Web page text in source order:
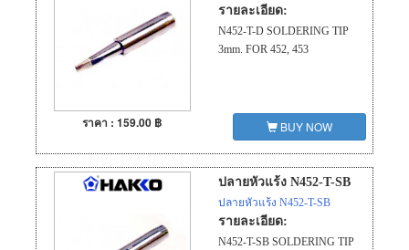
รายละเอียด:
N452-T-D SOLDERING TIP
3mm. FOR 452, 453
ราคา : 159.00 ฿ BUY NOW
ปลายหัวแร้ง N452-T-SB
ปลายหัวแร้ง N452-T-SB
รายละเอียด:
N452-T-SB SOLDERING TIP